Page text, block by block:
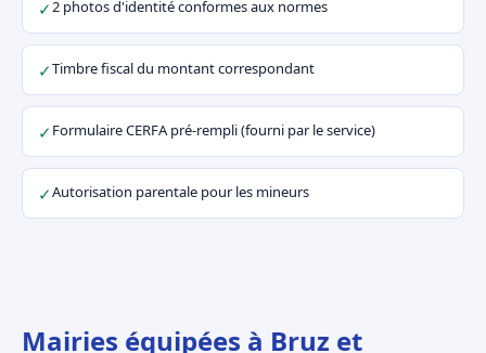
✓2 photos d'identité conformes aux normes
✓Timbre fiscal du montant correspondant
✓ Formulaire CERFA pré-rempli (fourni par le service)
✓Autorisation parentale pour les mineurs
Mairies équipées à Bruz et